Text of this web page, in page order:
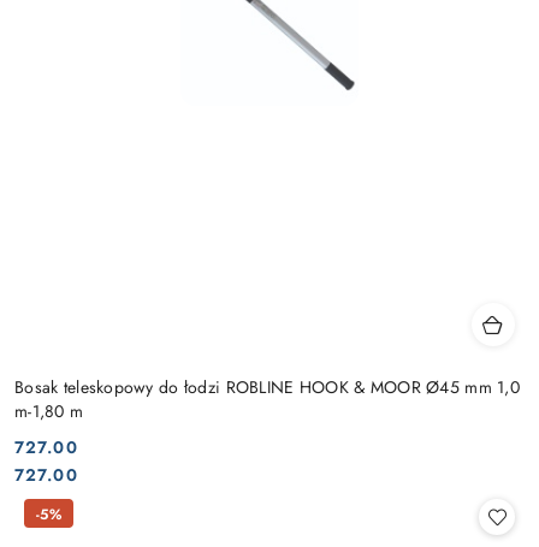
Bosak teleskopowy do łodzi ROBLINE HOOK & MOOR Ø45 mm 1,0
m-1,80 m
Cena:
727.00
Cena:
727.00
-5%